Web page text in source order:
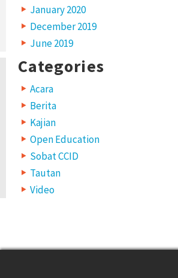
January 2020
December 2019
June 2019
Categories
Acara
Berita
Kajian
Open Education
Sobat CCID
Tautan
Video